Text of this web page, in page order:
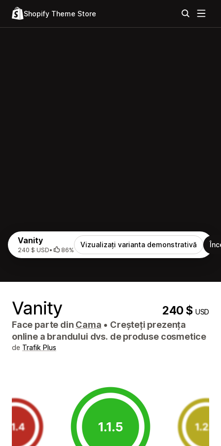
Shopify Theme Store
Vanity
240 $ USD• 86%
Vizualizați varianta demonstrativă
Vanity 240 $USD
Face parte din Cama • Creșteți prezența
online a brandului dvs. de produse cosmetice
de Trafik Plus